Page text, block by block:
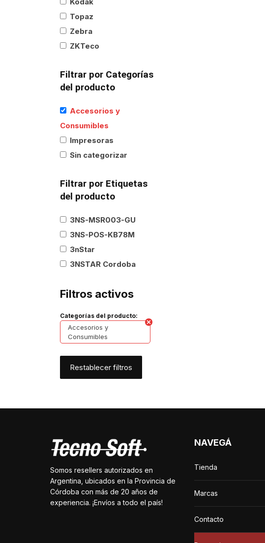
Topaz
Zebra
ZKTeco
Filtrar por Categorías
del producto
Accesorios y
Consumibles
Impresoras
Sin categorizar
Filtrar por Etiquetas
del producto
3NS-MSR003-GU
3NS-POS-KB78M
3nStar
3NSTAR Cordoba
Filtros activos
Categorías del producto:
Accesorios y
Consumibles
Restablecer filtros
Somos resellers autorizados en
Argentina, ubicados en la Provincia de
Córdoba con más de 20 años de
experiencia. ¡Envíos a todo el país!
NAVEGÁ
Tienda
Marcas
Contacto